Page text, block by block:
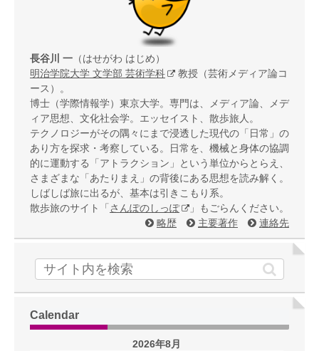
長谷川 一 （はせがわ はじめ）
明治学院大学 文学部 芸術学科
教授（芸術メディア論コ
ース）。
博士（学際情報学）東京大学。専門は、メディア論、メデ
ィア思想、文化社会学。エッセイスト、散歩旅人。
テクノロジーがその隅々にまで浸透した現代の「日常」の
あり方を探求・考察している。日常を、機械と身体の協調
的に運動する「アトラクション」という単位からとらえ、
さまざまな「あたりまえ」の背後にある思想を読み解く。
しばしば旅に出るが、基本は引きこもり系。
散歩旅のサイト「 さんぽのしっぽ
」もごらんください。
略歴
主要著作 連絡先
Calendar
2026年8月